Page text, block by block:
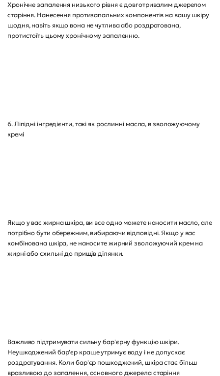
Хронічне запалення низького рівня є довготривалим джерелом
старіння. Нанесення протизапальних компонентів на вашу шкіру
щодня, навіть якщо вона не чутлива або роздратована,
протистоїть цьому хронічному запаленню.
6. Ліпідні інгредієнти, такі як рослинні масла, в зволожуючому
кремі
Якщо у вас жирна шкіра, ви все одно можете наносити масло, але
потрібно бути обережним, вибираючи відповідні. Якщо у вас
комбінована шкіра, не наносите жирний зволожуючий крем на
жирні або схильні до прищів ділянки.
Важливо підтримувати сильну бар'єрну функцію шкіри.
Неушкоджений бар'єр краще утримує воду і не допускає
роздратування. Коли бар'єр пошкоджений, шкіра стає більш
вразливою до запалення, основного джерела старіння